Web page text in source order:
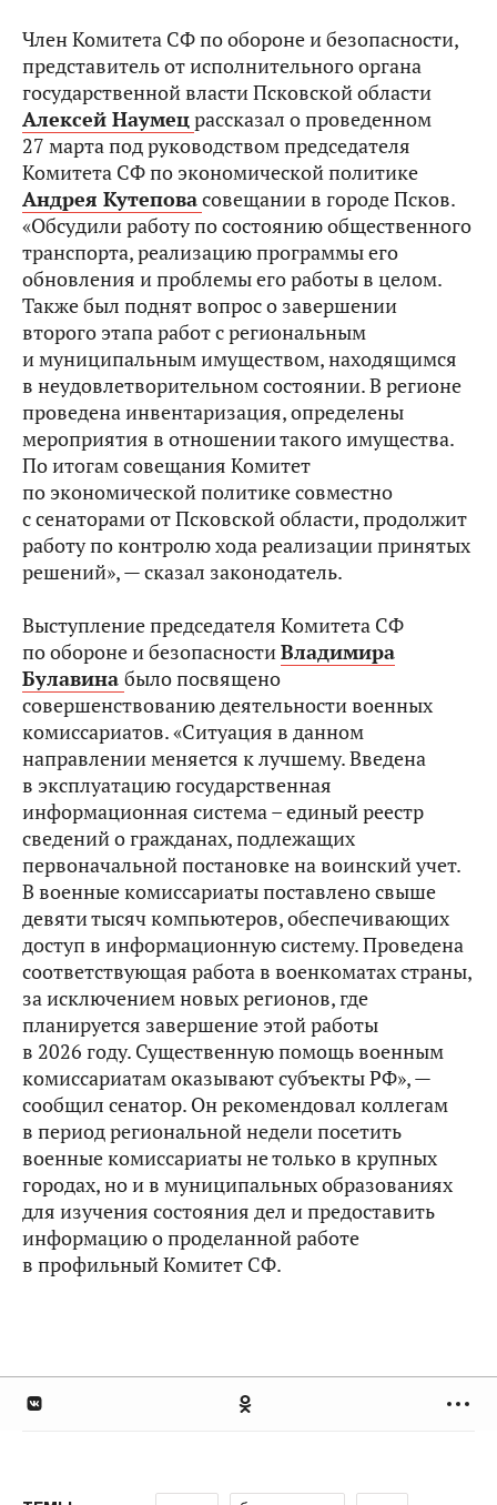
Член Комитета СФ по обороне и безопасности,
представитель от исполнительного органа
государственной власти Псковской области
Алексей Наумецрассказал о проведенном
27 марта под руководством председателя
Комитета СФ по экономической политике
Андрея Кутеповасовещании в городе Псков.
«Обсудили работу по состоянию общественного
транспорта, реализацию программы его
обновления и проблемы его работы в целом.
Также был поднят вопрос о завершении
второго этапа работ с региональным
и муниципальным имуществом, находящимся
в неудовлетворительном состоянии. В регионе
проведена инвентаризация, определены
мероприятия в отношении такого имущества.
По итогам совещания Комитет
по экономической политике совместно
с сенаторами от Псковской области, продолжит
работу по контролю хода реализации принятых
решений», — сказал законодатель.
Выступление председателя Комитета СФ
по обороне и безопасностиВладимира
Булавина было посвящено
совершенствованию деятельности военных
комиссариатов. «Ситуация в данном
направлении меняется к лучшему. Введена
в эксплуатацию государственная
информационная система – единый реестр
сведений о гражданах, подлежащих
первоначальной постановке на воинский учет.
В военные комиссариаты поставлено свыше
девяти тысяч компьютеров, обеспечивающих
доступ в информационную систему. Проведена
соответствующая работа в военкоматах страны,
за исключением новых регионов, где
планируется завершение этой работы
в 2026 году. Существенную помощь военным
комиссариатам оказывают субъекты РФ», —
сообщил сенатор. Он рекомендовал коллегам
в период региональной недели посетить
военные комиссариаты не только в крупных
городах, но и в муниципальных образованиях
для изучения состояния дел и предоставить
информацию о проделанной работе
в профильный Комитет СФ.